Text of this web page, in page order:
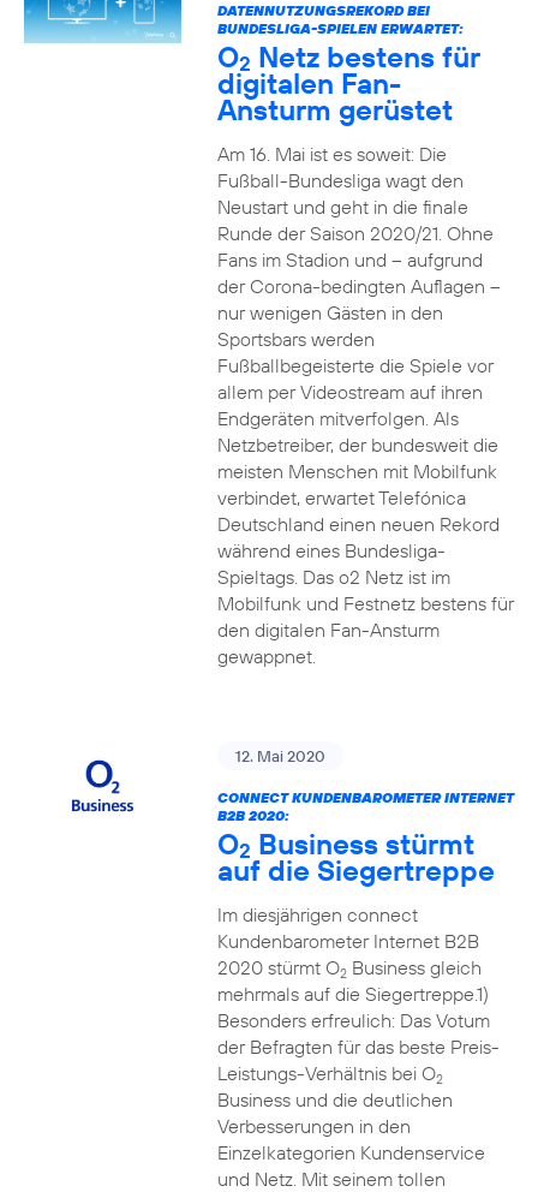
DATENNUTZUNGSREKORD BEI
BUNDESLIGA-SPIELEN ERWARTET:
O2 Netz bestens für
digitalen Fan-
Ansturm gerüstet
Am 16. Mai ist es soweit: Die
Fußball-Bundesliga wagt den
Neustart und geht in die finale
Runde der Saison 2020/21. Ohne
Fans im Stadion und – aufgrund
der Corona-bedingten Auflagen –
nur wenigen Gästen in den
Sportsbars werden
Fußballbegeisterte die Spiele vor
allem per Videostream auf ihren
Endgeräten mitverfolgen. Als
Netzbetreiber, der bundesweit die
meisten Menschen mit Mobilfunk
verbindet, erwartet Telefónica
Deutschland einen neuen Rekord
während eines Bundesliga-
Spieltags. Das o2 Netz ist im
Mobilfunk und Festnetz bestens für
den digitalen Fan-Ansturm
gewappnet.
12. Mai 2020
CONNECT KUNDENBAROMETER INTERNET
B2B 2020:
O2 Business stürmt
auf die Siegertreppe
Im diesjährigen connect
Kundenbarometer Internet B2B
2020 stürmt O2Business gleich
mehrmals auf die Siegertreppe.1)
Besonders erfreulich: Das Votum
der Befragten für das beste Preis-
Leistungs-Verhältnis bei O2
Business und die deutlichen
Verbesserungen in den
Einzelkategorien Kundenservice
und Netz. Mit seinem tollen